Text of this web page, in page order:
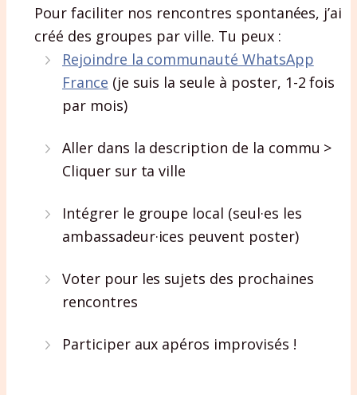
Pour faciliter nos rencontres spontanées, j’ai
créé des groupes par ville. Tu peux :
Rejoindre la communauté WhatsApp
France (je suis la seule à poster, 1-2 fois
par mois)
Aller dans la description de la commu >
Cliquer sur ta ville
Intégrer le groupe local (seul·es les
ambassadeur·ices peuvent poster)
Voter pour les sujets des prochaines
rencontres
Participer aux apéros improvisés !